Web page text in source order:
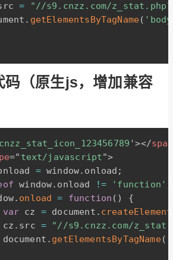
=
"//s9.cnzz.com/
. getElementsByTagName(
码（原生js，增加兼容
cnzz_stat_icon_123456789 '></span
=" text/javascript">
= window. onload ;
window. onload != 'function' )
. onload = function ( )
{
var cz = document . createElement
cz
. src =
"//s9.cnzz.com/
. getElementsByTagName(